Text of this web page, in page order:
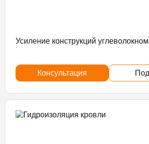
Усиление конструкций углеволокном
Консультация